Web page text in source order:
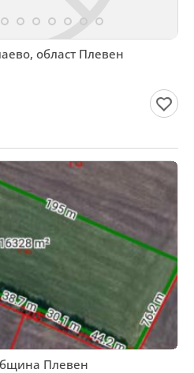
област Плевен
Плевен